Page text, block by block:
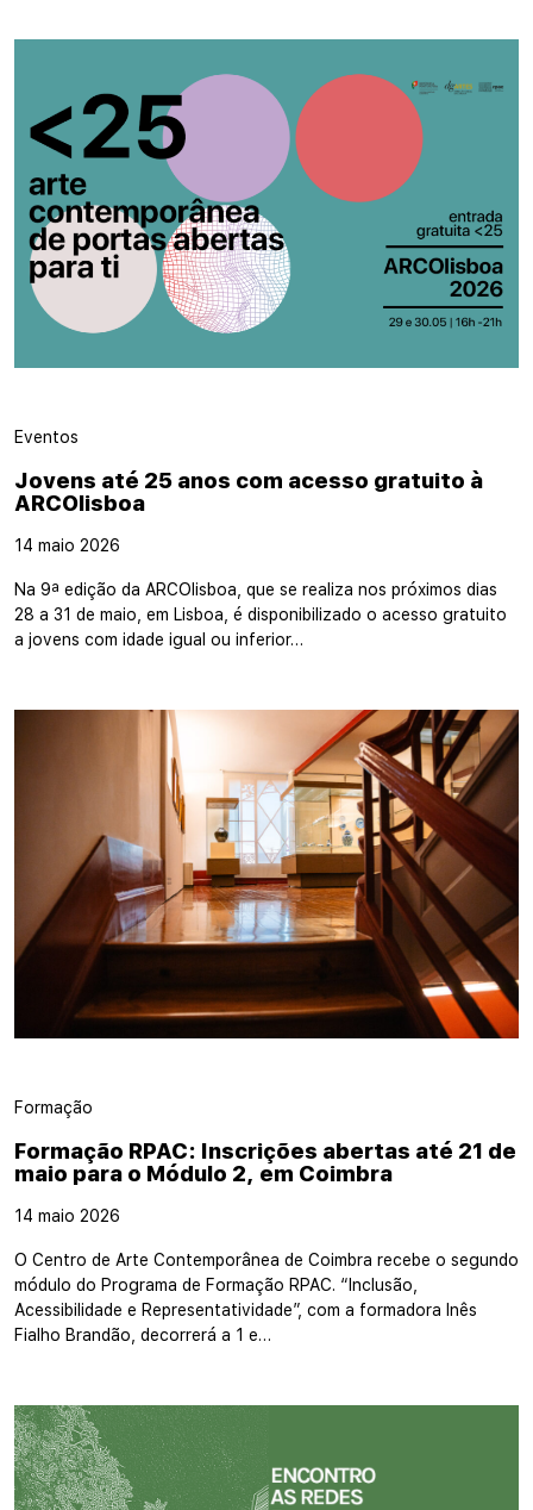
Eventos
Jovens até 25 anos com acesso gratuito à
ARCOlisboa
14 maio 2026
Na 9ª edição da ARCOlisboa, que se realiza nos próximos dias
28 a 31 de maio, em Lisboa, é disponibilizado o acesso gratuito
a jovens com idade igual ou inferior…
Formação
Formação RPAC: Inscrições abertas até 21 de
maio para o Módulo 2, em Coimbra
14 maio 2026
O Centro de Arte Contemporânea de Coimbra recebe o segundo
módulo do Programa de Formação RPAC. “Inclusão,
Acessibilidade e Representatividade”, com a formadora Inês
Fialho Brandão, decorrerá a 1 e…